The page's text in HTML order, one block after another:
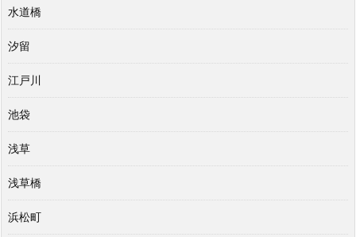
水道橋
汐留
江戸川
池袋
浅草
浅草橋
浜松町